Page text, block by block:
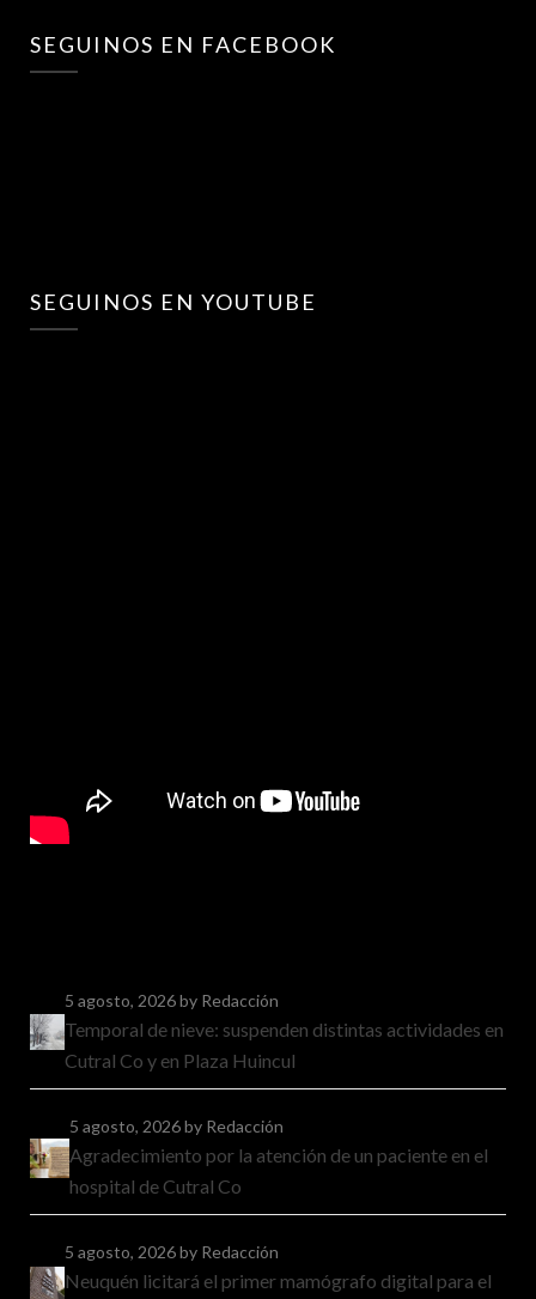
SEGUINOS EN FACEBOOK
SEGUINOS EN YOUTUBE
5 agosto, 2026by Redacción
Temporal de nieve: suspenden distintas actividades en
Cutral Co y en Plaza Huincul
5 agosto, 2026by Redacción
Agradecimiento por la atención de un paciente en el
hospital de Cutral Co
5 agosto, 2026by Redacción
Neuquén licitará el primer mamógrafo digital para el